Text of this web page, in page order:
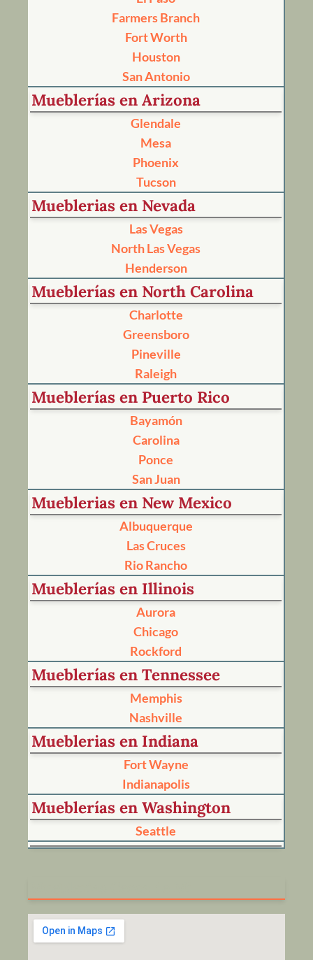
Farmers Branch
Fort Worth
Houston
San Antonio
Mueblerías en Arizona
Glendale
Mesa
Phoenix
Tucson
Mueblerias en Nevada
Las Vegas
North Las Vegas
Henderson
Mueblerías en North Carolina
Charlotte
Greensboro
Pineville
Raleigh
Mueblerías en Puerto Rico
Bayamón
Carolina
Ponce
San Juan
Mueblerias en New Mexico
Albuquerque
Las Cruces
Rio Rancho
Mueblerías en Illinois
Aurora
Chicago
Rockford
Mueblerías en Tennessee
Memphis
Nashville
Mueblerias en Indiana
Fort Wayne
Indianapolis
Mueblerías en Washington
Seattle